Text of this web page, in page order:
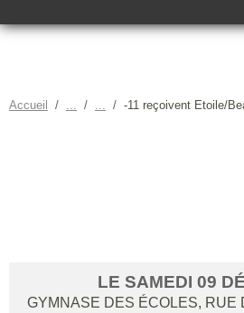
Accueil -11 reçoivent Etoile/
LE SAMEDI 09
GYMNASE DES ÉCOLES, RUE